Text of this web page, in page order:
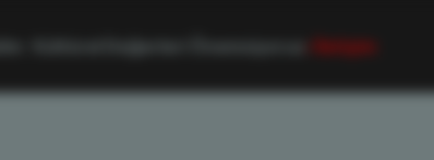
İletişim